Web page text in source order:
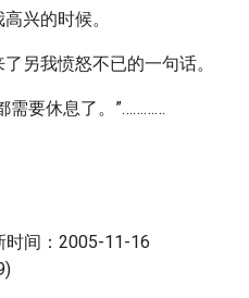
兴的时候。
另我愤怒不已的一句话。
需要休息了。”…………
间：2005-11-16